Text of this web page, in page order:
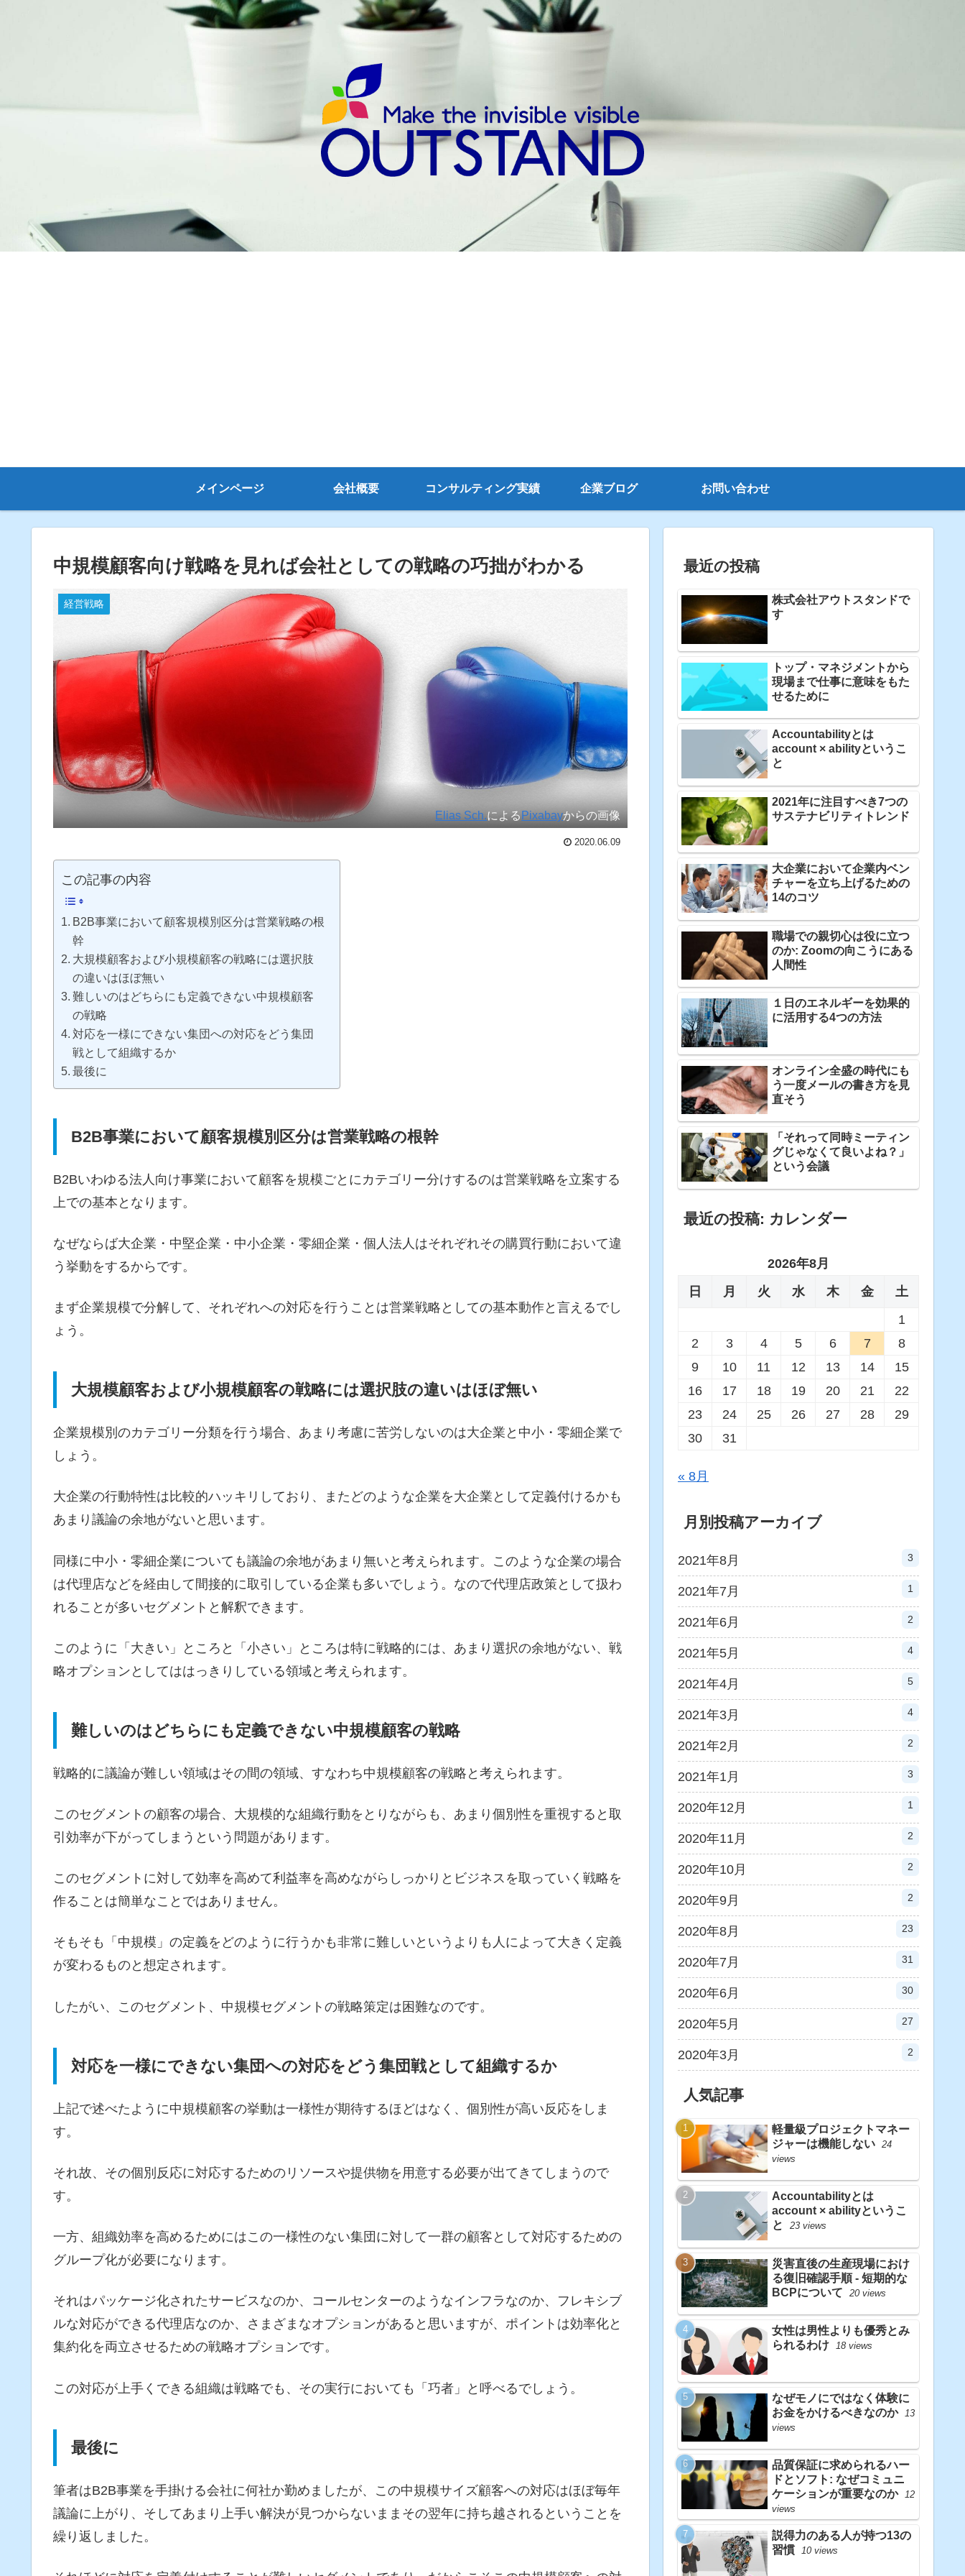
メインページ 会社概要 コンサルティング実績 企業ブログ お問い合わせ
中規模顧客向け戦略を見れば会社としての戦略の巧拙がわかる
経営戦略
Elias Sch. によるPixabayからの画像
2020.06.09
この記事の内容
B2B事業において顧客規模別区分は営業戦略の根
幹
大規模顧客および小規模顧客の戦略には選択肢
の違いはほぼ無い
難しいのはどちらにも定義できない中規模顧客
の戦略
対応を一様にできない集団への対応をどう集団
戦として組織するか
最後に
B2B事業において顧客規模別区分は営業戦略の根幹
B2Bいわゆる法人向け事業において顧客を規模ごとにカテゴリー分けするのは営業戦略を立案する
上での基本となります。
なぜならば大企業・中堅企業・中小企業・零細企業・個人法人はそれぞれその購買行動において違
う挙動をするからです。
まず企業規模で分解して、それぞれへの対応を行うことは営業戦略としての基本動作と言えるでし
ょう。
大規模顧客および小規模顧客の戦略には選択肢の違いはほぼ無い
企業規模別のカテゴリー分類を行う場合、あまり考慮に苦労しないのは大企業と中小・零細企業で
しょう。
大企業の行動特性は比較的ハッキリしており、またどのような企業を大企業として定義付けるかも
あまり議論の余地がないと思います。
同様に中小・零細企業についても議論の余地があまり無いと考えられます。このような企業の場合
は代理店などを経由して間接的に取引している企業も多いでしょう。なので代理店政策として扱わ
れることが多いセグメントと解釈できます。
このように「大きい」ところと「小さい」ところは特に戦略的には、あまり選択の余地がない、戦
略オプションとしてははっきりしている領域と考えられます。
難しいのはどちらにも定義できない中規模顧客の戦略
戦略的に議論が難しい領域はその間の領域、すなわち中規模顧客の戦略と考えられます。
このセグメントの顧客の場合、大規模的な組織行動をとりながらも、あまり個別性を重視すると取
引効率が下がってしまうという問題があります。
このセグメントに対して効率を高めて利益率を高めながらしっかりとビジネスを取っていく戦略を
作ることは簡単なことではありません。
そもそも「中規模」の定義をどのように行うかも非常に難しいというよりも人によって大きく定義
が変わるものと想定されます。
したがい、このセグメント、中規模セグメントの戦略策定は困難なのです。
対応を一様にできない集団への対応をどう集団戦として組織するか
上記で述べたように中規模顧客の挙動は一様性が期待するほどはなく、個別性が高い反応をしま
す。
それ故、その個別反応に対応するためのリソースや提供物を用意する必要が出てきてしまうので
す。
一方、組織効率を高めるためにはこの一様性のない集団に対して一群の顧客として対応するための
グループ化が必要になります。
それはパッケージ化されたサービスなのか、コールセンターのようなインフラなのか、フレキシブ
ルな対応ができる代理店なのか、さまざまなオプションがあると思いますが、ポイントは効率化と
集約化を両立させるための戦略オプションです。
この対応が上手くできる組織は戦略でも、その実行においても「巧者」と呼べるでしょう。
最後に
筆者はB2B事業を手掛ける会社に何社か勤めましたが、この中規模サイズ顧客への対応はほぼ毎年
議論に上がり、そしてあまり上手い解決が見つからないままその翌年に持ち越されるということを
繰り返しました。
最近の投稿
株式会社アウトスタンドで
す
トップ・マネジメントから
現場まで仕事に意味をもた
せるために
Accountabilityとは
account × abilityというこ
と
2021年に注目すべき7つの
サステナビリティトレンド
大企業において企業内ベン
チャーを立ち上げるための
14のコツ
職場での親切心は役に立つ
のか: Zoomの向こうにある
人間性
１日のエネルギーを効果的
に活用する4つの方法
オンライン全盛の時代にも
う一度メールの書き方を見
直そう
「それって同時ミーティン
グじゃなくて良いよね？」
という会議
最近の投稿: カレンダー
2026年8月
日
月 火 水 木 金
土
1
2
3 4 5 6 7
8
9
10 11 12 13 14
15
16
17 18 19 20 21
22
23
24 25 26 27 28
29
30
31
« 8月
月別投稿アーカイブ
2021年8月 3
2021年7月 1
2021年6月 2
2021年5月 4
2021年4月 5
2021年3月 4
2021年2月 2
2021年1月 3
2020年12月 1
2020年11月 2
2020年10月 2
2020年9月 2
2020年8月 23
2020年7月 31
2020年6月 30
2020年5月 27
2020年3月 2
人気記事
軽量級プロジェクトマネー
ジャーは機能しない 24
views
Accountabilityとは
account × abilityというこ
と
23 views
災害直後の生産現場におけ
る復旧確認手順 - 短期的な
BCPについて
20 views
女性は男性よりも優秀とみ
られるわけ 18 views
なぜモノにではなく体験に
お金をかけるべきなのか
13
views
品質保証に求められるハー
ドとソフト: なぜコミュニ
ケーションが重要なのか 12
views
説得力のある人が持つ13の
習慣 10 views